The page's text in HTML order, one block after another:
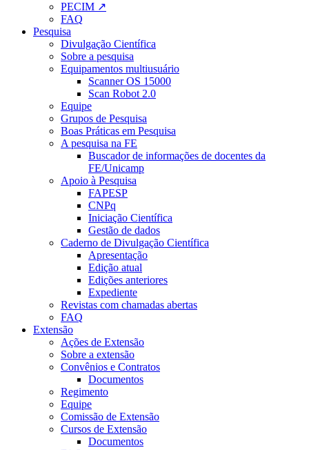
PECIM ↗
FAQ
Pesquisa
Divulgação Científica
Sobre a pesquisa
Equipamentos multiusuário
Scanner OS 15000
Scan Robot 2.0
Equipe
Grupos de Pesquisa
Boas Práticas em Pesquisa
A pesquisa na FE
Buscador de informações de docentes da
FE/Unicamp
Apoio à Pesquisa
FAPESP
CNPq
Iniciação Científica
Gestão de dados
Caderno de Divulgação Científica
Apresentação
Edição atual
Edições anteriores
Expediente
Revistas com chamadas abertas
FAQ
Extensão
Ações de Extensão
Sobre a extensão
Convênios e Contratos
Documentos
Regimento
Equipe
Comissão de Extensão
Cursos de Extensão
Documentos